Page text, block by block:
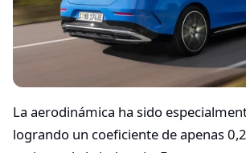
La aerodinámica ha sido
logrando un coeficiente de apenas